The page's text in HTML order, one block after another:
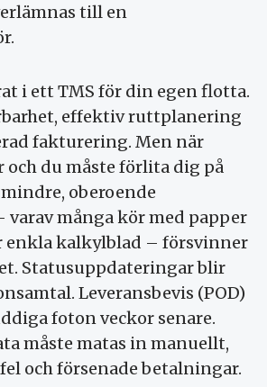
till en
i ett TMS för din egen flotta.
effektiv ruttplanering
fakturering. Men när
och du måste förlita dig på
oberoende
många kör med papper
enkla kalkylblad – försvinner
Statusuppdateringar blir
Leveransbevis (POD)
foton veckor senare.
måste matas in manuellt,
och försenade betalningar.